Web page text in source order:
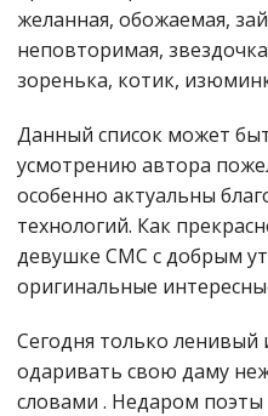
желанная, обожаемая,
неповторимая,
зоренька, котик,
Данный список может
усмотрению автора
особенно актуальны
технологий. Как
девушке СМС с добрым
оригинальные
Сегодня только ленивый
одаривать свою даму
словами . Недаром поэты